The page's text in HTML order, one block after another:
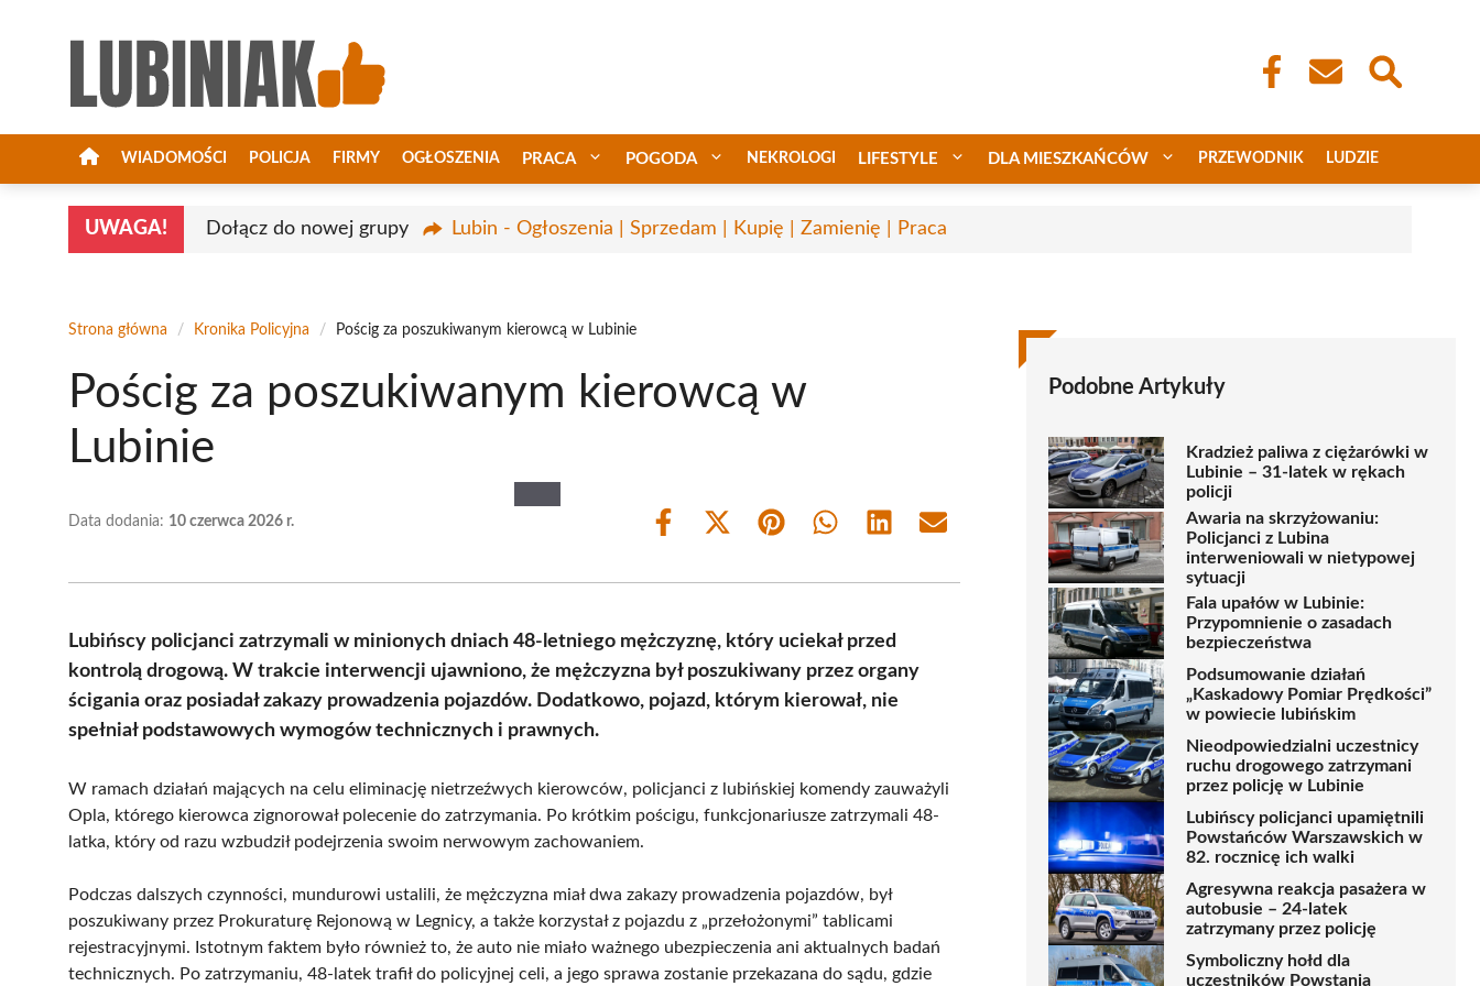
WIADOMOŚCI POLICJA FIRMY OGŁOSZENIA PRACA POGODA NEKROLOGI LIFESTYLE DLA MIESZKAŃCÓW PRZEWODNIK LUDZIE
UWAGA! Dołącz do nowej grupy Lubin - Ogłoszenia | Sprzedam | Kupię | Zamienię | Praca
Strona główna / Kronika Policyjna / Pościg za poszukiwanym kierowcą w Lubinie
Pościg za poszukiwanym kierowcą w
Lubinie
Data dodania: 10 czerwca 2026 r.
Share
Share
(Twitter)
Share Share Share Share
Lubińscy policjanci zatrzymali w minionych dniach 48-letniego mężczyznę, który uciekał przed
kontrolą drogową. W trakcie interwencji ujawniono, że mężczyzna był poszukiwany przez organy
ścigania oraz posiadał zakazy prowadzenia pojazdów. Dodatkowo, pojazd, którym kierował, nie
spełniał podstawowych wymogów technicznych i prawnych.
W ramach działań mających na celu eliminację nietrzeźwych kierowców, policjanci z lubińskiej komendy zauważyli
Opla, którego kierowca zignorował polecenie do zatrzymania. Po krótkim pościgu, funkcjonariusze zatrzymali 48-
latka, który od razu wzbudził podejrzenia swoim nerwowym zachowaniem.
Podczas dalszych czynności, mundurowi ustalili, że mężczyzna miał dwa zakazy prowadzenia pojazdów, był
poszukiwany przez Prokuraturę Rejonową w Legnicy, a także korzystał z pojazdu z „przełożonymi” tablicami
rejestracyjnymi. Istotnym faktem było również to, że auto nie miało ważnego ubezpieczenia ani aktualnych badań
technicznych. Po zatrzymaniu, 48-latek trafił do policyjnej celi, a jego sprawa zostanie przekazana do sądu, gdzie
Podobne Artykuły
Kradzież paliwa z ciężarówki w
Lubinie – 31-latek w rękach
policji
Awaria na skrzyżowaniu:
Policjanci z Lubina
interweniowali w nietypowej
sytuacji
Fala upałów w Lubinie:
Przypomnienie o zasadach
bezpieczeństwa
Podsumowanie działań
„Kaskadowy Pomiar Prędkości”
w powiecie lubińskim
Nieodpowiedzialni uczestnicy
ruchu drogowego zatrzymani
przez policję w Lubinie
Lubińscy policjanci upamiętnili
Powstańców Warszawskich w
82. rocznicę ich walki
Agresywna reakcja pasażera w
autobusie – 24-latek
zatrzymany przez policję
Symboliczny hołd dla
uczestników Powstania